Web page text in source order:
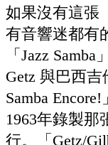
如果沒有這張
有音響迷都有
「Jazz
Getz 與巴西吉
Samba
1963年錄製那
行。「Getz/